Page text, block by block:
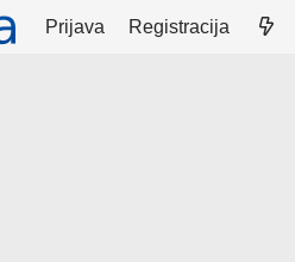
Prijava Registracija